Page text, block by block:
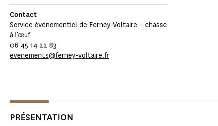
Contact
Service événementiel de Ferney-Voltaire – chasse
à l’œuf
06 45 14 22 83
evenements@ferney-voltaire.fr
PRÉSENTATION